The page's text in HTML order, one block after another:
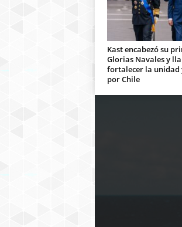
Kast encabezó su
Glorias Navales y
fortalecer la unidad
por Chile